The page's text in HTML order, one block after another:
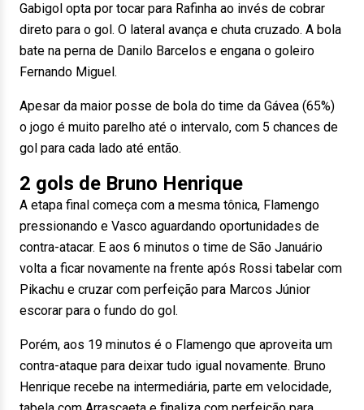
Gabigol opta por tocar para Rafinha ao invés de cobrar
direto para o gol. O lateral avança e chuta cruzado. A bola
bate na perna de Danilo Barcelos e engana o goleiro
Fernando Miguel.
Apesar da maior posse de bola do time da Gávea (65%)
o jogo é muito parelho até o intervalo, com 5 chances de
gol para cada lado até então.
2 gols de Bruno Henrique
A etapa final começa com a mesma tônica, Flamengo
pressionando e Vasco aguardando oportunidades de
contra-atacar. E aos 6 minutos o time de São Januário
volta a ficar novamente na frente após Rossi tabelar com
Pikachu e cruzar com perfeição para Marcos Júnior
escorar para o fundo do gol.
Porém, aos 19 minutos é o Flamengo que aproveita um
contra-ataque para deixar tudo igual novamente. Bruno
Henrique recebe na intermediária, parte em velocidade,